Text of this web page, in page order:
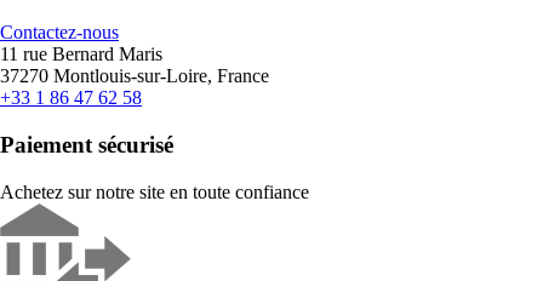
Contactez-nous
11 rue Bernard Maris
37270 Montlouis-sur-Loire, France
+33 1 86 47 62 58
Paiement sécurisé
Achetez sur notre site en toute confiance